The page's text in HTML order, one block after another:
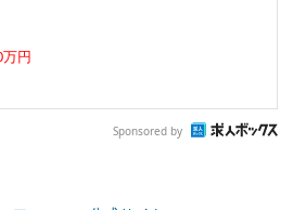
円
Sponsored by